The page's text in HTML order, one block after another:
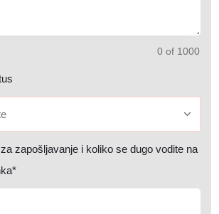
0 of 1000
zapošljavanje i koliko se dugo vodite na